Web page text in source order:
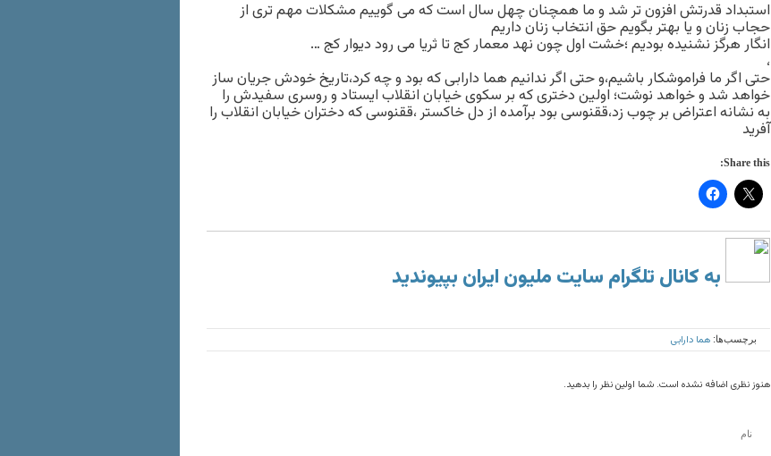
استبداد قدرتش افزون تر شد و ما همچنان چهل سال است که مى گوییم مشکلات مهم ترى از
حجاب زنان و یا بهتر بگویم حق انتخاب زنان داریم
انگار هرگز نشنیده بودیم ؛خشت اول چون نهد معمار کج تا ثریا مى رود دیوار کج …
،
حتى اگر ما فراموشکار باشیم،و حتى اگر ندانیم هما دارابى که بود و چه کرد،تاریخ خودش جریان ساز
خواهد شد و خواهد نوشت؛ اولین دخترى که بر سکوى خیابان انقلاب ایستاد و روسرى سفیدش را
به نشانه اعتراض بر چوب زد،ققنوسى بود برآمده از دل خاکستر ،ققنوسى که دختران خیابان انقلاب را
آفرید
Share this:
به کانال تلگرام سایت ملیون ایران بپیوندید
برچسب‌ها: هما دارابى
هنوز نظری اضافه نشده است. شما اولین نظر را بدهید.